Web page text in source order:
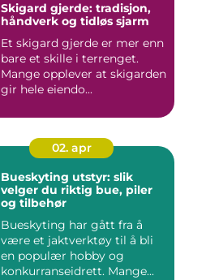
Skigard gjerde: tradisjon,
håndverk og tidløs sjarm
Et skigard gjerde er mer enn
bare et skille i terrenget.
Mange opplever at skigarden
gir hele eiendo...
02. apr
Bueskyting utstyr: slik
velger du riktig bue, piler
og tilbehør
Bueskyting har gått fra å
være et jaktverktøy til å bli
en populær hobby og
konkurranseidrett. Mange...